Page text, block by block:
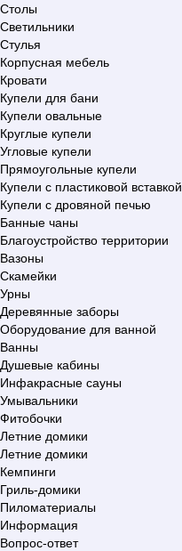
Столы
Светильники
Стулья
Корпусная мебель
Кровати
Купели для бани
Купели овальные
Круглые купели
Угловые купели
Прямоугольные купели
Купели с пластиковой вставкой
Купели с дровяной печью
Банные чаны
Благоустройство территории
Вазоны
Скамейки
Урны
Деревянные заборы
Оборудование для ванной
Ванны
Душевые кабины
Инфакрасные сауны
Умывальники
Фитобочки
Летние домики
Летние домики
Кемпинги
Гриль-домики
Пиломатериалы
Информация
Вопрос-ответ